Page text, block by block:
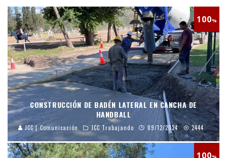
100%
CONSTRUCCIÓN DE BADÉN LATERAL EN CANCHA DE
HANDBALL
JCC | Comunicación JCC Trabajando 09/12/2024 2444
100%